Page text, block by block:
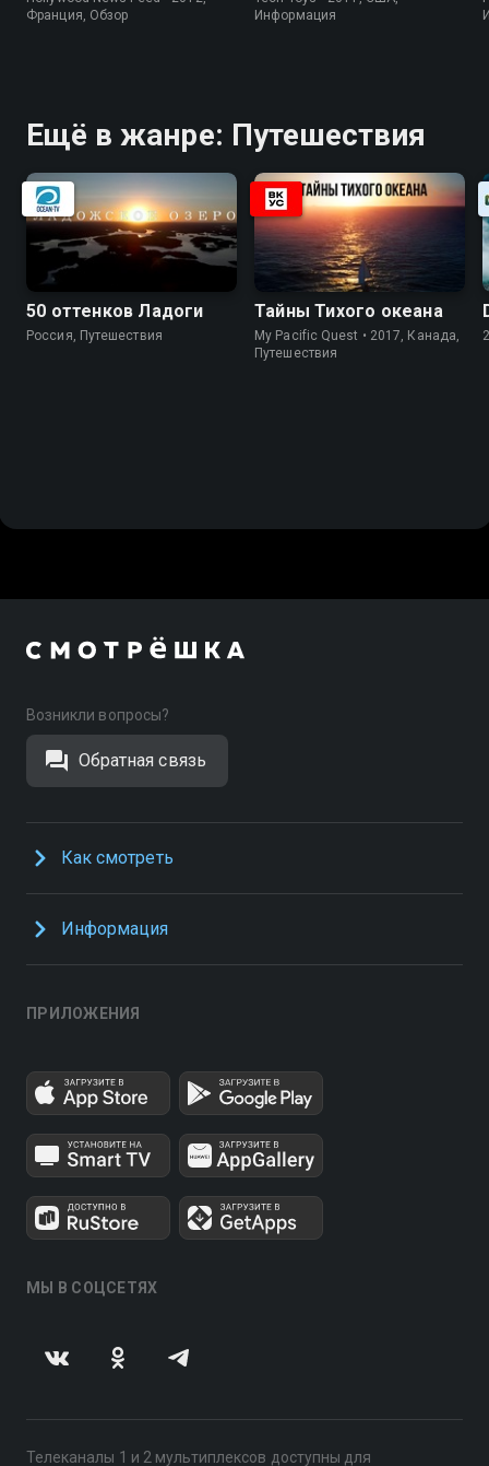
Франция, Обзор
Информация
Ещё в жанре: Путешествия
50 оттенков Ладоги
Россия, Путешествия
Тайны Тихого океана
My Pacific Quest • 2017, Канада,
Путешествия
Возникли вопросы?
Обратная связь
Как смотреть
Информация
ПРИЛОЖЕНИЯ
МЫ В СОЦСЕТЯХ
Телеканалы 1 и 2 мультиплексов доступны для